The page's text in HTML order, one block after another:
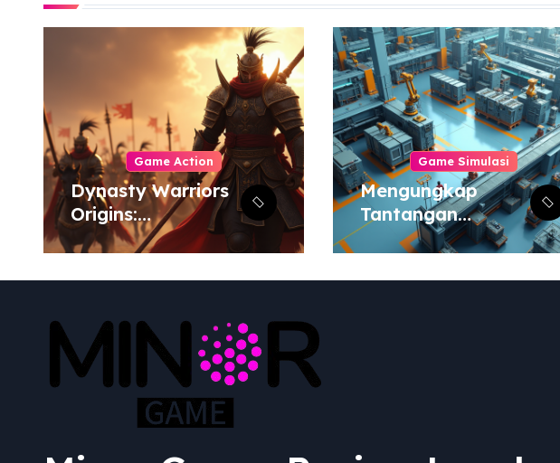
Game Action
Dynasty Warriors
Origins:
Menjelajahi Masa
Depan Gemilang
Genre Hack-and-
Game Simulasi
Mengungkap
Tantangan
Terbaru dalam
Simulator Pabrik
dan Otomatisasi